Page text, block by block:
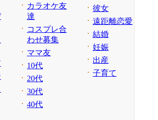
カラオケ友
達
コスプレ合
わせ募集
ママ友
10代
20代
30代
40代
彼女
遠距離恋愛
結婚
妊娠
出産
子育て